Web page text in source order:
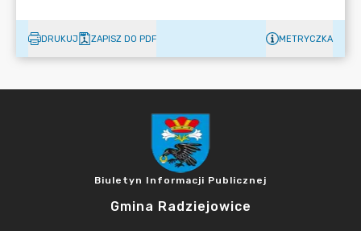
DRUKUJ ZAPISZ DO PDF METRYCZKA
Biuletyn Informacji Publicznej
Gmina Radziejowice